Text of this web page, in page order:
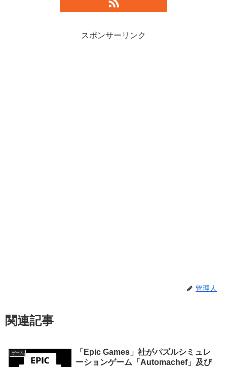
スポンサーリンク
管理人
関連記事
ゲーム
「Epic Games」社がパズルシミュレ
ーションゲーム「Automachef」及び